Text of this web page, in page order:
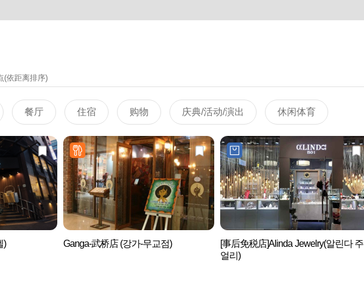
(依距离排序)
餐厅 住宿 购物 庆典/活动/演出 休闲体育
) Ganga-武桥店 (강가-무교점)
[事后免税店]Alinda Jewelry(알린다 주
얼리)